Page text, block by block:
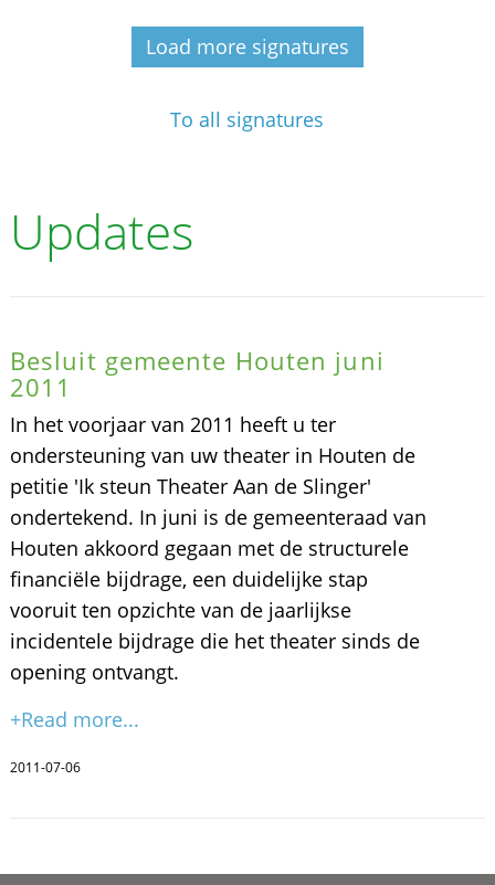
Load more signatures
To all signatures
Updates
Besluit gemeente Houten juni
2011
In het voorjaar van 2011 heeft u ter
ondersteuning van uw theater in Houten de
petitie 'Ik steun Theater Aan de Slinger'
ondertekend. In juni is de gemeenteraad van
Houten akkoord gegaan met de structurele
financiële bijdrage, een duidelijke stap
vooruit ten opzichte van de jaarlijkse
incidentele bijdrage die het theater sinds de
opening ontvangt.
+Read more...
2011-07-06